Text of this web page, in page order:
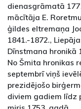
dienasgrāmatā
mācītāja E.
ģildes eltremaņa
1841.-1872.,
Dīnstmana hronikā
No Šmita hronikas
septembrī viņš
prezidējošo
diviem gadiem līdz